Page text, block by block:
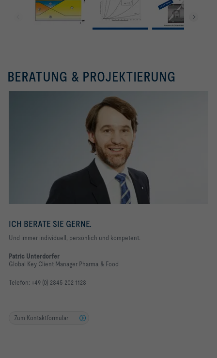
BERATUNG & PROJEKTIERUNG
ICH BERATE SIE GERNE.
Und immer individuell, persönlich und kompetent.
Patric Unterdorfer
Global Key Client Manager Pharma & Food
Telefon: +49 (0) 2845 202 1128
Zum Kontaktformular